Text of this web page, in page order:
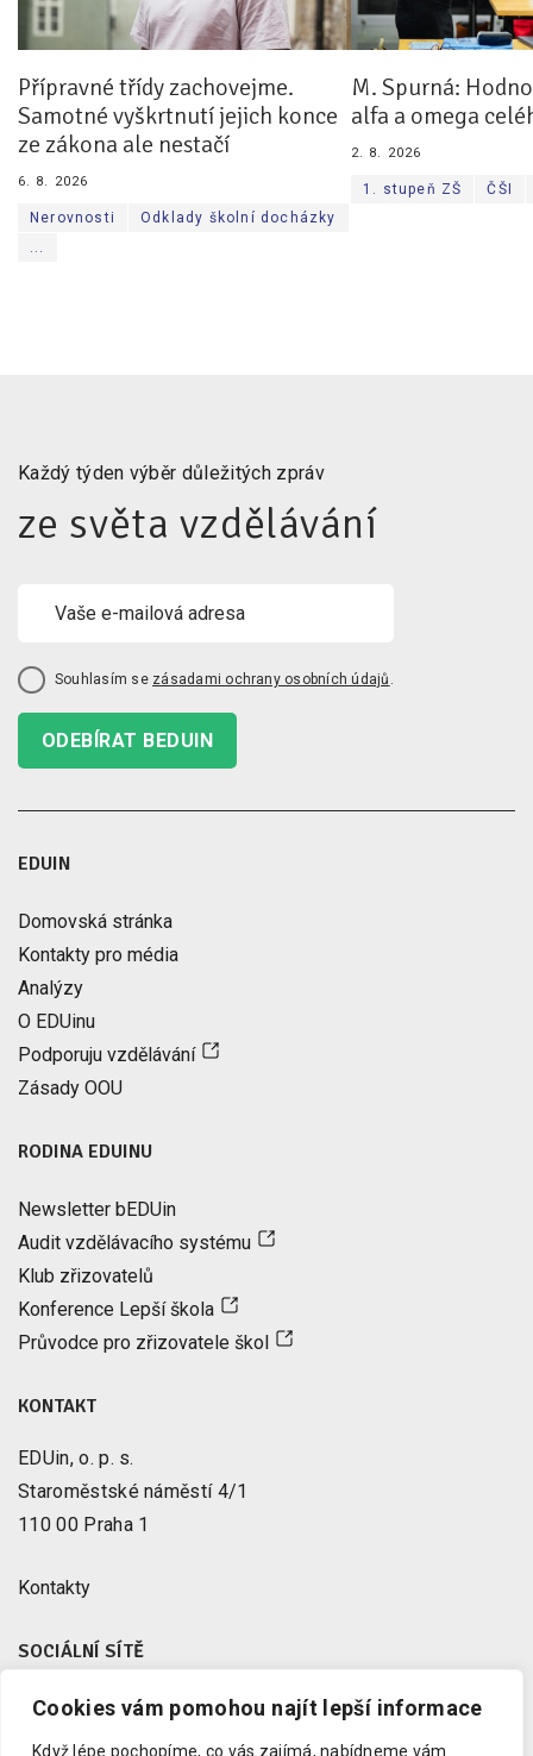
Cookies vám pomohou najít lepší informace
Když lépe pochopíme, co vás zajímá, nabídneme vám
Přípravné třídy zachovejme.
Samotné vyškrtnutí jejich konce
ze zákona ale nestačí
6. 8. 2026
Nerovnosti
Odklady školní docházky
...
M. Spurná:
alfa a omega
2. 8. 2026
1. stupeň ZŠ ČŠI
Každý týden výběr důležitých zpráv
ze světa vzdělávání
Souhlasím se zásadami ochrany osobních údajů .
ODEBÍRAT BEDUIN
EDUIN
Domovská stránka
Kontakty pro média
Analýzy
O EDUinu
Podporuju vzdělávání
Zásady OOU
RODINA EDUINU
Newsletter bEDUin
Audit vzdělávacího systému
Klub zřizovatelů
Konference Lepší škola
Průvodce pro zřizovatele škol
KONTAKT
EDUin, o. p. s.
Staroměstské náměstí 4/1
110 00 Praha 1
Kontakty
SOCIÁLNÍ SÍTĚ
Facebook